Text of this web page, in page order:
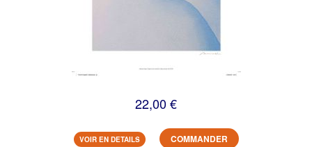
22,00 €
VOIR EN DETAILS COMMANDER